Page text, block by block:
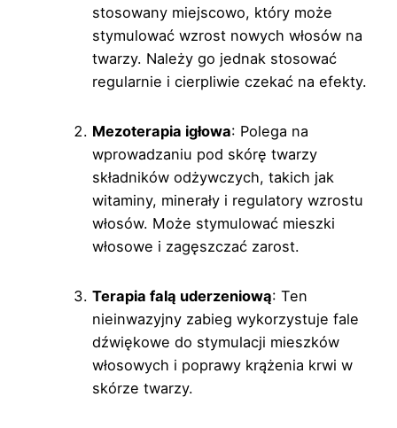
stosowany miejscowo, który może
stymulować wzrost nowych włosów na
twarzy. Należy go jednak stosować
regularnie i cierpliwie czekać na efekty.
Mezoterapia igłowa: Polega na
wprowadzaniu pod skórę twarzy
składników odżywczych, takich jak
witaminy, minerały i regulatory wzrostu
włosów. Może stymulować mieszki
włosowe i zagęszczać zarost.
Terapia falą uderzeniową: Ten
nieinwazyjny zabieg wykorzystuje fale
dźwiękowe do stymulacji mieszków
włosowych i poprawy krążenia krwi w
skórze twarzy.